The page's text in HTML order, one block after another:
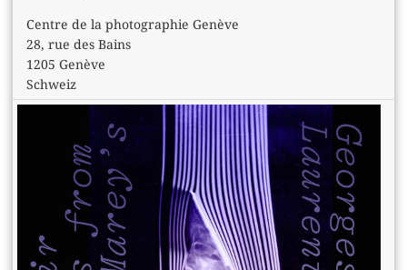
Centre de la photographie Genève
28, rue des Bains
1205 Genève
Schweiz